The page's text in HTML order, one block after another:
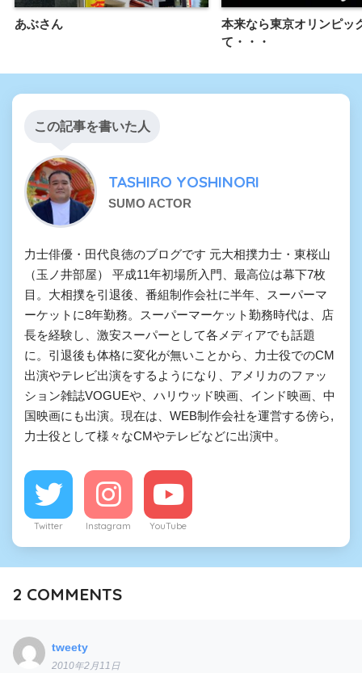
あぶさん
本来なら東京オリンピッ
て・・・
この記事を書いた人
TASHIRO YOSHINORI
SUMO ACTOR
力士俳優・田代良徳のブログです 元大相撲力士・東桜山
（玉ノ井部屋） 平成11年初場所入門、最高位は幕下7枚
目。大相撲を引退後、番組制作会社に半年、スーパーマ
ーケットに8年勤務。スーパーマーケット勤務時代は、店
長を経験し、激安スーパーとして各メディアでも話題
に。引退後も体格に変化が無いことから、力士役でのCM
出演やテレビ出演をするようになり、アメリカのファッ
ション雑誌VOGUEや、ハリウッド映画、インド映画、中
国映画にも出演。現在は、WEB制作会社を運営する傍ら,
力士役として様々なCMやテレビなどに出演中。
Twitter Instagram YouTube
2 COMMENTS
tweety
2010年2月11日